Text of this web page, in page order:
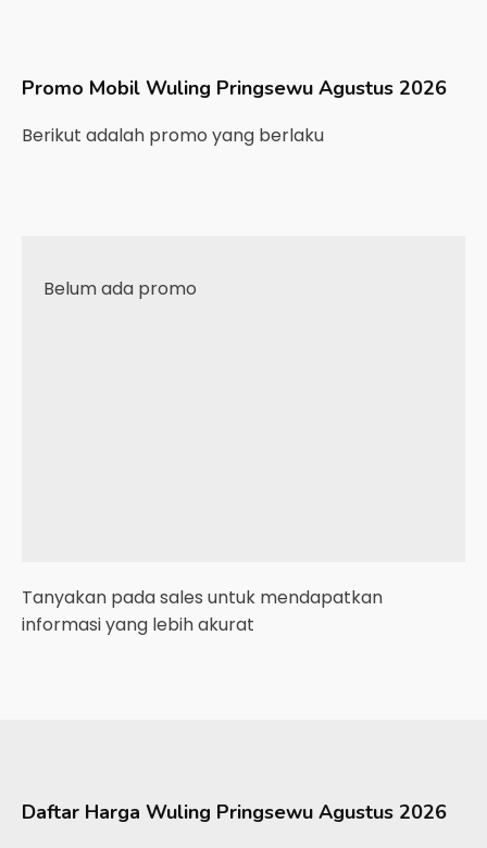
Promo Mobil Wuling Pringsewu Agustus 2026
Berikut adalah promo yang berlaku
Belum ada promo
Tanyakan pada sales untuk mendapatkan
informasi yang lebih akurat
Daftar Harga Wuling Pringsewu Agustus 2026